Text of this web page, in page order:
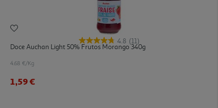
4.8 (11)
Doce Auchan Light 50% Frutos Morango 340g
4.68 €/Kg
1,59 €